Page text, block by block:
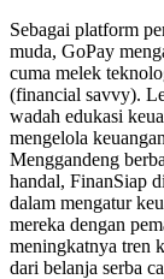
Sebagai platform
muda, GoPay
cuma melek
(financial savvy).
wadah edukasi
mengelola
Menggandeng
handal, FinanSiap
dalam mengatur
mereka dengan
meningkatnya tren
dari belanja serba